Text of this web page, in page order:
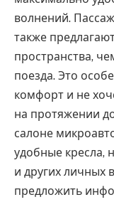
волнений.
также
пространства,
поезда. Это
комфорт и не
на протяжении
салоне
удобные кресла,
и других личных
предложить